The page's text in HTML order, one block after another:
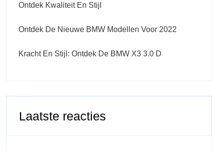
Ontdek Kwaliteit En Stijl
Ontdek De Nieuwe BMW Modellen Voor 2022
Kracht En Stijl: Ontdek De BMW X3 3.0 D
Laatste reacties